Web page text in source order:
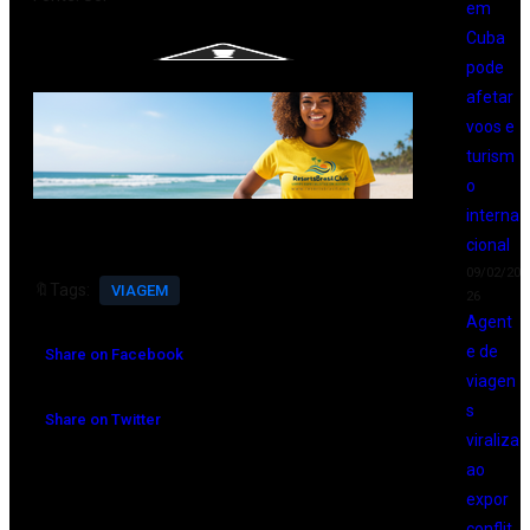
🔖Tags: VIAGEM
Share on Facebook
Share on Twitter
em
Cuba
pode
afetar
voos e
turism
o
interna
cional
09/02/20
26
Agent
e de
viagen
s
viraliza
ao
expor